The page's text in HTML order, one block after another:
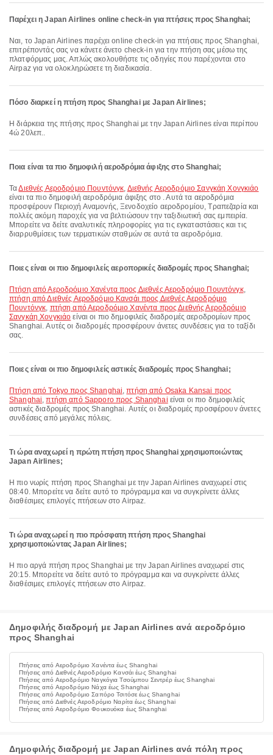
Παρέχει η Japan Airlines online check-in για πτήσεις προς Shanghai;
Ναι, το Japan Airlines παρέχει online check-in για πτήσεις προς Shanghai,
επιτρέποντάς σας να κάνετε άνετο check-in για την πτήση σας μέσω της
πλατφόρμας μας. Απλώς ακολουθήστε τις οδηγίες που παρέχονται στο
Airpaz για να ολοκληρώσετε τη διαδικασία.
Πόσο διαρκεί η πτήση προς Shanghai με Japan Airlines;
Η διάρκεια της πτήσης προς Shanghai με την Japan Airlines είναι περίπου
4ώ 20λεπ..
Ποια είναι τα πιο δημοφιλή αεροδρόμια άφιξης στο Shanghai;
ΤαΔιεθνές Αεροδρόμιο Πουντόνγκ, Διεθνής Αεροδρόμιο Σανγκάη Χονγκιάο
είναι τα πιο δημοφιλή αεροδρόμια άφιξης στο . Αυτά τα αεροδρόμια
προσφέρουν Περιοχή Αναμονής, Ξενοδοχείο αεροδρομίου, Τραπεζαρία και
πολλές ακόμη παροχές για να βελτιώσουν την ταξιδιωτική σας εμπειρία.
Μπορείτε να δείτε αναλυτικές πληροφορίες για τις εγκαταστάσεις και τις
διαρρυθμίσεις των τερματικών σταθμών σε αυτά τα αεροδρόμια.
Ποιες είναι οι πιο δημοφιλείς αεροπορικές διαδρομές προς Shanghai;
πτήση από Αεροδρόμιο Χανέντα προς Διεθνές Αεροδρόμιο Πουντόνγκ,
πτήση από Διεθνές Αεροδρόμιο Κανσάι προς Διεθνές Αεροδρόμιο
Πουντόνγκ, πτήση από Αεροδρόμιο Χανέντα προς Διεθνής Αεροδρόμιο
Σανγκάη Χονγκιάο είναι οι πιο δημοφιλείς διαδρομές αεροδρομίων προς
Shanghai. Αυτές οι διαδρομές προσφέρουν άνετες συνδέσεις για το ταξίδι
σας.
Ποιες είναι οι πιο δημοφιλείς αστικές διαδρομές προς Shanghai;
πτήση από Tokyo προς Shanghai,πτήση από Osaka Kansai προς
Shanghai,πτήση από Sapporo προς Shanghai είναι οι πιο δημοφιλείς
αστικές διαδρομές προς Shanghai. Αυτές οι διαδρομές προσφέρουν άνετες
συνδέσεις από μεγάλες πόλεις.
Τι ώρα αναχωρεί η πρώτη πτήση προς Shanghai χρησιμοποιώντας
Japan Airlines;
Η πιο νωρίς πτήση προς Shanghai με την Japan Airlines αναχωρεί στις
08:40. Μπορείτε να δείτε αυτό το πρόγραμμα και να συγκρίνετε άλλες
διαθέσιμες επιλογές πτήσεων στο Airpaz.
Τι ώρα αναχωρεί η πιο πρόσφατη πτήση προς Shanghai
χρησιμοποιώντας Japan Airlines;
Η πιο αργά πτήση προς Shanghai με την Japan Airlines αναχωρεί στις
20:15. Μπορείτε να δείτε αυτό το πρόγραμμα και να συγκρίνετε άλλες
διαθέσιμες επιλογές πτήσεων στο Airpaz.
Δημοφιλής διαδρομή με Japan Airlines ανά αεροδρόμιο
προς Shanghai
Πτήσεις από Αεροδρόμιο Χανέντα έως Shanghai
Πτήσεις από Διεθνές Αεροδρόμιο Κανσάι έως Shanghai
Πτήσεις από Αεροδρόμιο Ναγκόγια Τσούμπου Σεντρέρ έως Shanghai
Πτήσεις από Αεροδρόμιο Νάχα έως Shanghai
Πτήσεις από Αεροδρόμιο Σαπόρο Τσιτόσε έως Shanghai
Πτήσεις από Διεθνές Αεροδρόμιο Ναρίτα έως Shanghai
Πτήσεις από Αεροδρόμιο Φουκουόκα έως Shanghai
Δημοφιλής διαδρομή με Japan Airlines ανά πόλη προς